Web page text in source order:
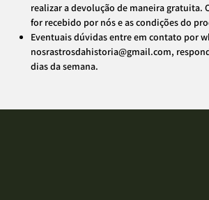
realizar a devolução de maneira gratuita.
for recebido por nós e as condições do
Eventuais dúvidas entre em contato por
nosrastrosdahistoria@gmail.com,
dias da semana.